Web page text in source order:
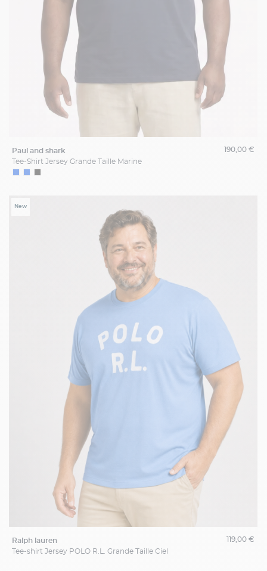
paul and shark
Tee-Shirt Jersey Grande Taille Marine
190,00 €
New
ralph lauren
Tee-shirt Jersey POLO R.L. Grande Taille Ciel
119,00 €